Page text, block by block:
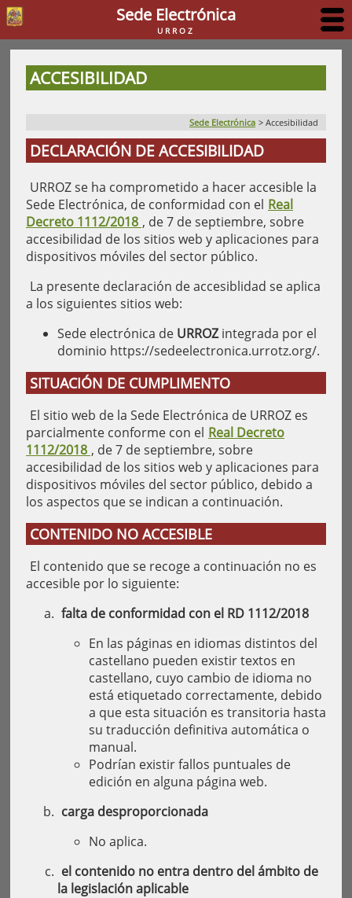
Sede Electrónica
URROZ
ACCESIBILIDAD
Sede Electrónica > Accesibilidad
DECLARACIÓN DE ACCESIBILIDAD
URROZ se ha comprometido a hacer accesible la
Sede Electrónica, de conformidad con el Real
Decreto 1112/2018 , de 7 de septiembre, sobre
accesibilidad de los sitios web y aplicaciones para
dispositivos móviles del sector público.
La presente declaración de accesiblidad se aplica
a los siguientes sitios web:
Sede electrónica de URROZintegrada por el
dominio https://sedeelectronica.urrotz.org/.
SITUACIÓN DE CUMPLIMENTO
El sitio web de la Sede Electrónica de URROZ es
parcialmente conforme con el Real Decreto
1112/2018 , de 7 de septiembre, sobre
accesibilidad de los sitios web y aplicaciones para
dispositivos móviles del sector público, debido a
los aspectos que se indican a continuación.
CONTENIDO NO ACCESIBLE
El contenido que se recoge a continuación no es
accesible por lo siguiente:
falta de conformidad con el RD 1112/2018
En las páginas en idiomas distintos del
castellano pueden existir textos en
castellano, cuyo cambio de idioma no
está etiquetado correctamente, debido
a que esta situación es transitoria hasta
su traducción definitiva automática o
manual.
Podrían existir fallos puntuales de
edición en alguna página web.
carga desproporcionada
No aplica.
el contenido no entra dentro del ámbito de
la legislación aplicable